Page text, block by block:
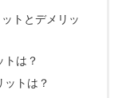
トとデメリッ
トは？
ットは？